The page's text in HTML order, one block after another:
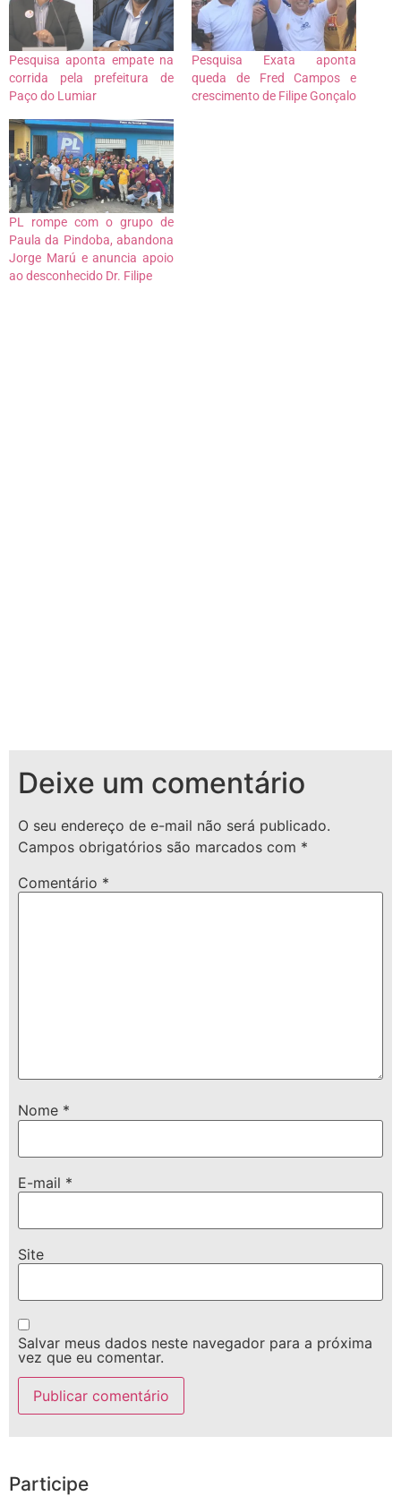
Pesquisa aponta empate na
corrida pela prefeitura de
Paço do Lumiar
Pesquisa Exata aponta
queda de Fred Campos e
crescimento de Filipe Gonçalo
PL rompe com o grupo de
Paula da Pindoba, abandona
Jorge Marú e anuncia apoio
ao desconhecido Dr. Filipe
Deixe um comentário
O seu endereço de e-mail não será publicado.
Campos obrigatórios são marcados com *
Comentário *
Nome *
E-mail *
Site
Salvar meus dados neste navegador para a próxima
vez que eu comentar.
Participe